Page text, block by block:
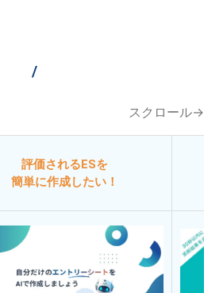
/
スクロール→
評価されるESを
簡単に作成したい！